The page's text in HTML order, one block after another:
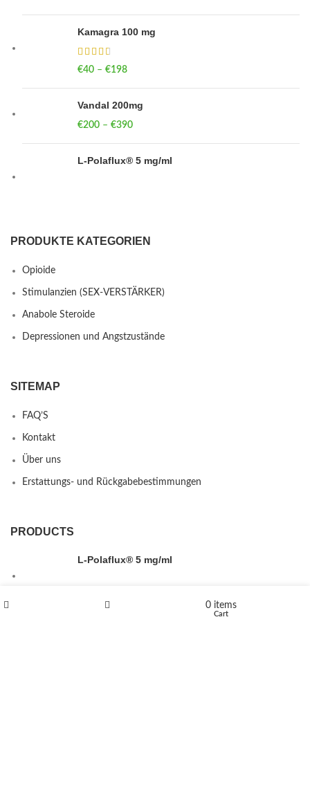
Kamagra 100 mg
€40 – €198
Vandal 200mg
€200 – €390
L-Polaflux® 5 mg/ml
PRODUKTE KATEGORIEN
Opioide
Stimulanzien (SEX-VERSTÄRKER)
Anabole Steroide
Depressionen und Angstzustände
SITEMAP
FAQ’S
Kontakt
Über uns
Erstattungs- und Rückgabebestimmungen
PRODUCTS
L-Polaflux® 5 mg/ml
0 items
Cart